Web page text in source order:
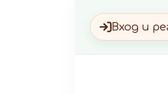
Вход и